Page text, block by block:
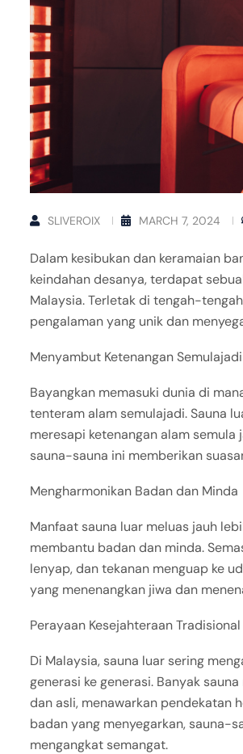
SLIVEROIX MARCH 7, 2024
Dalam kesibukan dan keramaian
keindahan desanya, terdapat
Malaysia. Terletak di tengah-
pengalaman yang unik dan
Menyambut Ketenangan Semulajadi
Bayangkan memasuki dunia di
tenteram alam semulajadi. Sauna
meresapi ketenangan alam
sauna-sauna ini memberikan
Mengharmonikan Badan dan Minda
Manfaat sauna luar meluas jauh
membantu badan dan minda.
lenyap, dan tekanan menguap ke
yang menenangkan jiwa dan
Perayaan Kesejahteraan Tradisional
Di Malaysia, sauna luar sering
generasi ke generasi. Banyak
dan asli, menawarkan pendekatan
badan yang menyegarkan, sauna-
mengangkat semangat.